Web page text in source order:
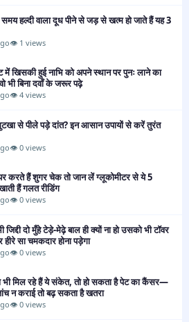
समय हल्दी वाला दूध पीने से जड़ से खत्म हो जाते हैं यह 3
👁 1 views
में खिसकी हुई नाभि को अपने स्थान पर पुनः लाने का
भी बिना दवाँ के जरूर पढ़े
👁 4 views
से पीले पड़े दांत? इन आसान उपायों से करें तुरंत
👁 0 views
करते हैं शुगर चेक तो जान लें ग्लूकोमीटर से ये 5
हैं गलत रीडिंग
👁 0 views
जिद्दी दो मुँहे टेड़े-मेढ़े बाल ही क्यों ना हो उसको भी टॉवर
सा चमकदार होना पड़ेगा
👁 0 views
मिल रहे हैं ये संकेत, तो हो सकता है पेट का कैंसर—
न कराई तो बढ़ सकता है खतरा
👁 0 views